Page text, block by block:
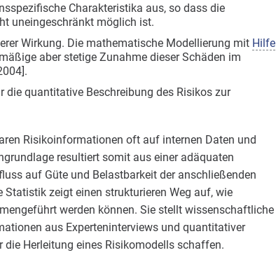
Charakteristika aus, so dass die
uneingeschränkt möglich ist.
Wirkung. Die mathematische Modellierung mit Hilfe
aber stetige Zunahme dieser Schäden im
die quantitative Beschreibung des Risikos zur
Risikoinformationen oft auf internen Daten und
resultiert somit aus einer adäquaten
auf Güte und Belastbarkeit der anschließenden
zeigt einen strukturieren Weg auf, wie
werden können. Sie stellt wissenschaftliche
aus Experteninterviews und quantitativer
Herleitung eines Risikomodells schaffen.